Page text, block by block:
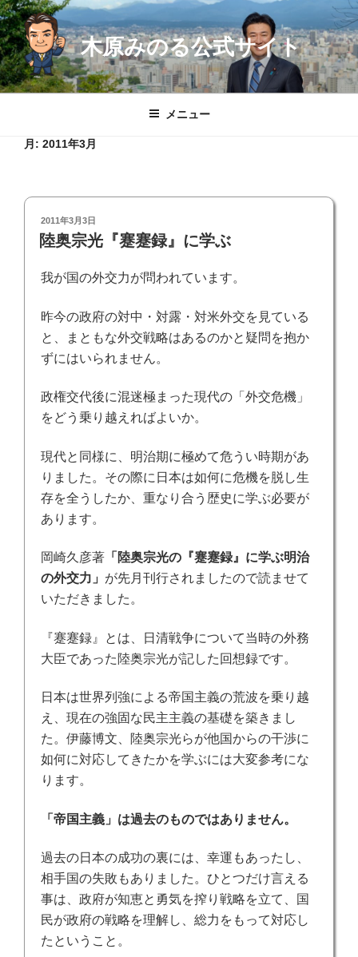
コ
ン
テ
ン
ツ
木原みのる公式サイト
メニュー
月: 2011年3月
投
稿
日:
2011年3月3日
陸奥宗光『蹇蹇録』に学ぶ
我が国の外交力が問われています。
昨今の政府の対中・対露・対米外交を見ている
と、まともな外交戦略はあるのかと疑問を抱か
ずにはいられません。
政権交代後に混迷極まった現代の「外交危機」
をどう乗り越えればよいか。
現代と同様に、明治期に極めて危うい時期があ
りました。その際に日本は如何に危機を脱し生
存を全うしたか、重なり合う歴史に学ぶ必要が
あります。
岡崎久彦著 「陸奥宗光の『蹇蹇録』に学ぶ明治
の外交力」 が先月刊行されましたので読ませて
いただきました。
『蹇蹇録』とは、日清戦争について当時の外務
大臣であった陸奥宗光が記した回想録です。
日本は世界列強による帝国主義の荒波を乗り越
え、現在の強固な民主主義の基礎を築きまし
た。伊藤博文、陸奥宗光らが他国からの干渉に
如何に対応してきたかを学ぶには大変参考にな
ります。
「帝国主義」は過去のものではありません。
過去の日本の成功の裏には、幸運もあったし、
相手国の失敗もありました。ひとつだけ言える
事は、政府が知恵と勇気を搾り戦略を立て、国
民が政府の戦略を理解し、総力をもって対応し
たということ。